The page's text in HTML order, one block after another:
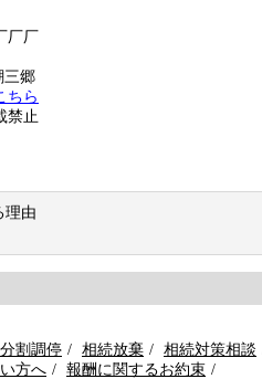
厂厂
郷
ちら
理由
割調停 相続放棄 相続対策相談
方へ 報酬に関するお約束